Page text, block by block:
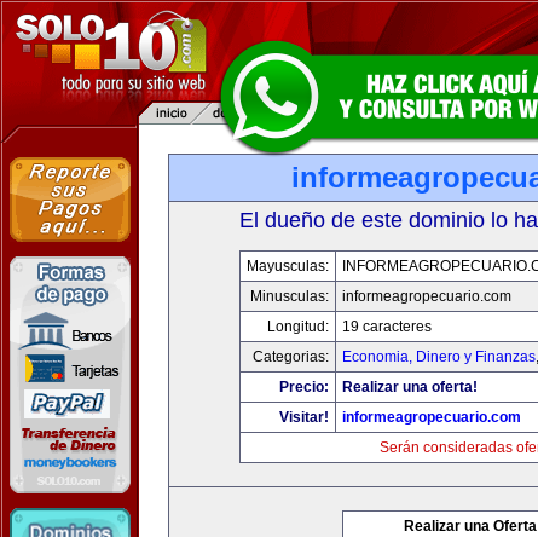
El dueño de este dominio lo
Mayusculas:
Minusculas:
informeagropecuario.com
Longitud:
19 caracteres
Categorias:
Economia, Dinero y Finanzas,
Precio:
Realizar una oferta!
Visitar!
informeagropecuario.com
Serán consideradas
Realizar una Oferta